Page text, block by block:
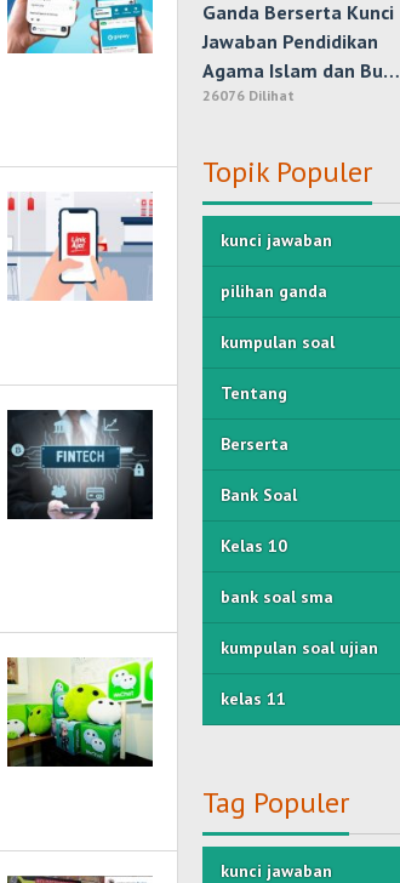
Ganda Berserta Kunci
Jawaban Pendidikan
Agama Islam dan Bu…
26076 Dilihat
Topik Populer
kunci jawaban
pilihan ganda
kumpulan soal
Tentang
Berserta
Bank Soal
Kelas 10
bank soal sma
kumpulan soal ujian
kelas 11
Tag Populer
kunci jawaban